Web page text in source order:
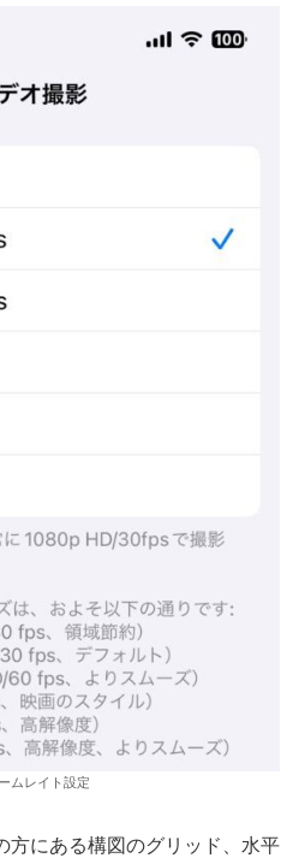
ムレイト設定
方にある構図のグリッド、水平